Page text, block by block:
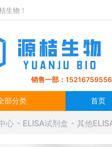
生物！
销售一部：
部分类 首页
心 ELISA试剂盒 其他